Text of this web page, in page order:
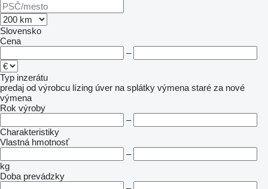
Slovensko
Cena
–
Typ inzerátu
predaj od výrobcu lízing úver na splátky výmena staré za nové
výmena
Rok výroby
–
Charakteristiky
Vlastná hmotnosť
–
kg
Doba prevádzky